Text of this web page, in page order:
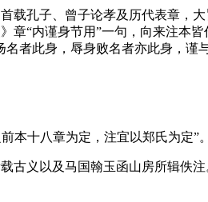
载孔子、曾子论孝及历代表章，
“内谨身节用”一句，向来注本
者此身，辱身败名者亦此身，谨
本十八章为定，注宜以郑氏为定”。
义以及马国翰玉函山房所辑佚